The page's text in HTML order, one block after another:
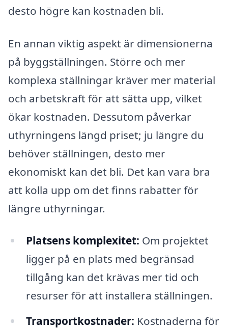
desto högre kan kostnaden bli.
En annan viktig aspekt är dimensionerna
på byggställningen. Större och mer
komplexa ställningar kräver mer material
och arbetskraft för att sätta upp, vilket
ökar kostnaden. Dessutom påverkar
uthyrningens längd priset; ju längre du
behöver ställningen, desto mer
ekonomiskt kan det bli. Det kan vara bra
att kolla upp om det finns rabatter för
längre uthyrningar.
Platsens komplexitet: Om projektet
ligger på en plats med begränsad
tillgång kan det krävas mer tid och
resurser för att installera ställningen.
Transportkostnader: Kostnaderna för